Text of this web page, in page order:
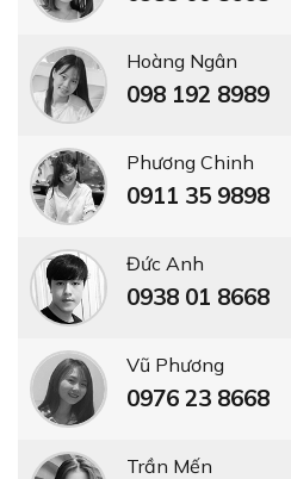
Hoàng Ngân
098 192 8989
Phương Chinh
0911 35 9898
Đức Anh
0938 01 8668
Vũ Phương
0976 23 8668
Trần Mến